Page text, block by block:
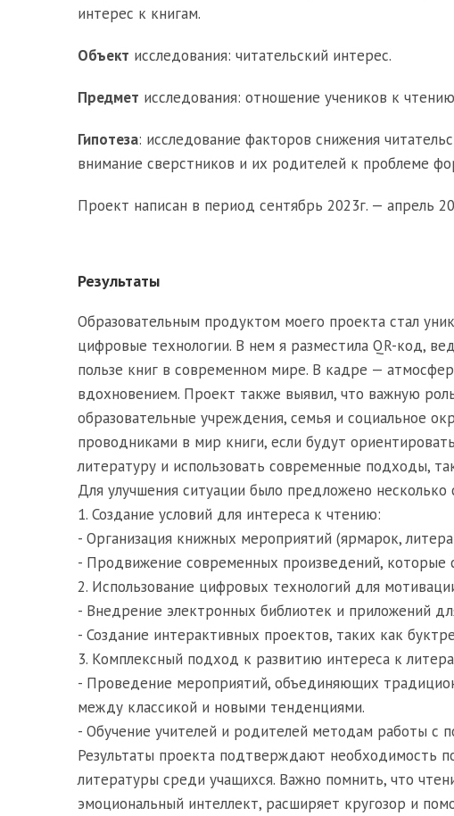
интерес к книгам.
Объект исследования: читательский интерес.
Предмет исследования: отношение учеников к
Гипотеза: исследование факторов снижения
внимание сверстников и их родителей к проблеме
Проект написан в период сентябрь 2023г. — апрель
Результаты
Образовательным продуктом моего проекта стал
цифровые технологии. В нем я разместила QR-код,
пользе книг в современном мире. В кадре —
вдохновением. Проект также выявил, что важную
образовательные учреждения, семья и социальное
проводниками в мир книги, если будут
литературу и использовать современные подходы,
Для улучшения ситуации было предложено несколько
1. Создание условий для интереса к чтению:
- Организация книжных мероприятий (ярмарок,
- Продвижение современных произведений, которые
2. Использование цифровых технологий для
- Внедрение электронных библиотек и приложений
- Создание интерактивных проектов, таких как
3. Комплексный подход к развитию интереса к
- Проведение мероприятий, объединяющих
между классикой и новыми тенденциями.
- Обучение учителей и родителей методам работы с
Результаты проекта подтверждают необходимость
литературы среди учащихся. Важно помнить, что
эмоциональный интеллект, расширяет кругозор и